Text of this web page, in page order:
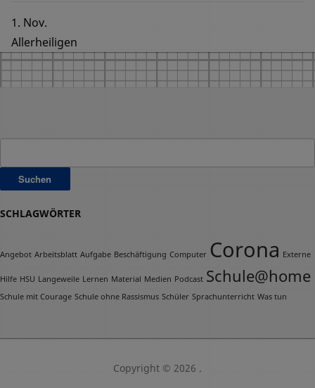
1. Nov.
Allerheiligen
SCHLAGWÖRTER
Angebot Arbeitsblatt Aufgabe Beschäftigung Computer Corona Externe
Hilfe HSU Langeweile Lernen Material Medien Podcast Schule@home
Schule mit Courage Schule ohne Rassismus Schüler Sprachunterricht Was tun
Copyright © 2026 .